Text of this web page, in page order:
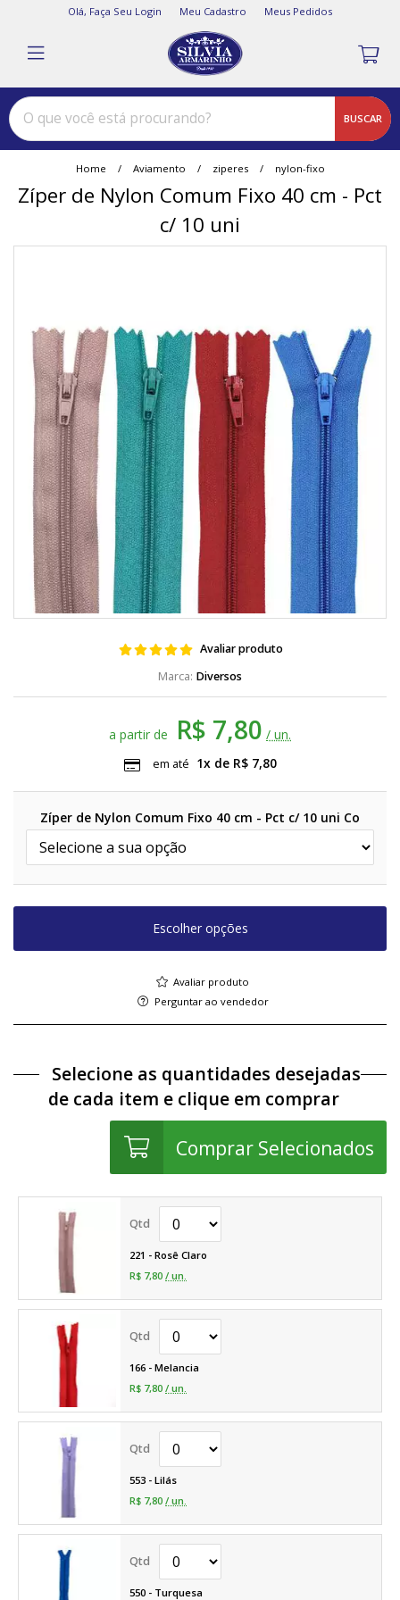
Meu Cadastro Meus Pedidos
Olá, Faça Seu Login
BUSCAR
Home Aviamento ziperes nylon-fixo
Zíper de Nylon Comum Fixo 40 cm - Pct
c/ 10 uni
Avaliar produto
Diversos
a partir de R$ 7,80 / un.
em até 1x de R$ 7,80
Zíper de Nylon Comum Fixo 40 cm - Pct c/ 10 uni Co
Escolher opções
Avaliar produto
Perguntar ao vendedor
Selecione as quantidades desejadas
de cada item e clique em comprar
Comprar Selecionados
221 - Rosê Claro
R$ 7,80 / un.
166 - Melancia
R$ 7,80 / un.
553 - Lilás
R$ 7,80 / un.
550 - Turquesa